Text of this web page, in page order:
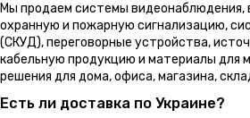
Мы продаем системы
охранную и пожарную сигнализацию,
(СКУД), переговорные устройства,
кабельную продукцию и материалы для
решения для дома, офиса, магазина,
Есть ли доставка по Украине?